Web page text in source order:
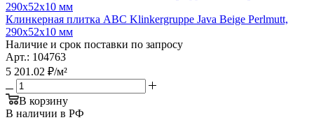
Клинкерная плитка ABC Klinkergruppe Java Beige Perlmutt,
290х52х10 мм
Наличие и срок поставки по запросу
Арт.: 104763
5 201.02 ₽/м²
В корзину
В наличии в РФ